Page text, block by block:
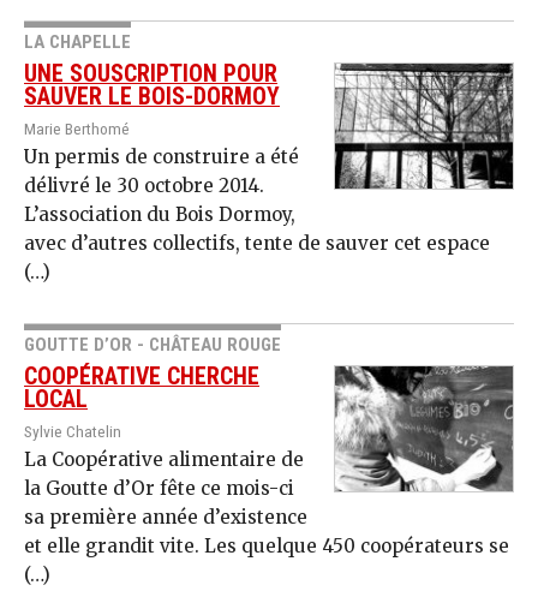
LA CHAPELLE
UNE SOUSCRIPTION POUR
SAUVER LE BOIS-DORMOY
Marie Berthomé
Un permis de construire a été
délivré le 30 octobre 2014.
L’association du Bois Dormoy,
avec d’autres collectifs, tente de sauver cet espace
(…)
GOUTTE D’OR - CHÂTEAU ROUGE
COOPÉRATIVE CHERCHE
LOCAL
Sylvie Chatelin
La Coopérative alimentaire de
la Goutte d’Or fête ce mois-ci
sa première année d’existence
et elle grandit vite. Les quelque 450 coopérateurs se
(…)